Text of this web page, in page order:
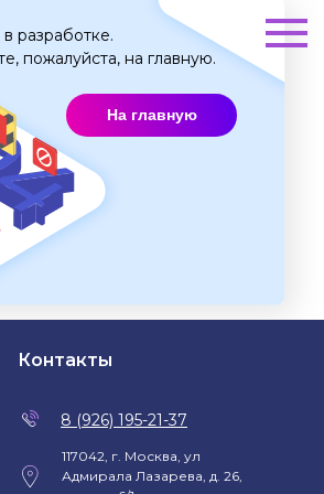
На главную
разработке.
пожалуйста, на главную.
Контакты
117042, г. Москва, ул
Адмирала Лазарева, д. 26,
8 (926) 195-21-37